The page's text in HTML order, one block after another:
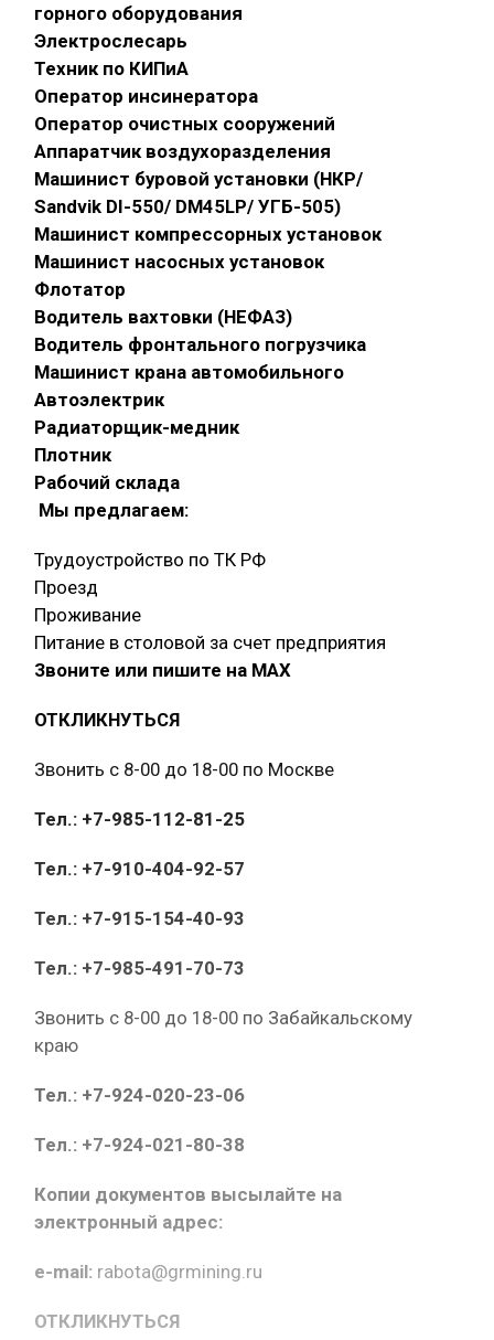
горного оборудования
Электрослесарь
Техник по КИПиА
Оператор инсинератора
Оператор очистных сооружений
Аппаратчик воздухоразделения
Машинист буровой установки (НКР/
Sandvik DI-550/ DM45LP/ УГБ-505)
Машинист компрессорных установок
Машинист насосных установок
Флотатор
Водитель вахтовки (НЕФАЗ)
Водитель фронтального погрузчика
Машинист крана автомобильного
Автоэлектрик
Радиаторщик-медник
Плотник
Рабочий склада
Мы предлагаем:
Трудоустройство по ТК РФ
Проезд
Проживание
Питание в столовой за счет предприятия
Звоните или пишите на МАХ
ОТКЛИКНУТЬСЯ
Звонить с 8-00 до 18-00 по Москве
Тел.: +7-985-112-81-25
Тел.: +7-910-404-92-57
Тел.: +7-915-154-40-93
Тел.: +7-985-491-70-73
Звонить с 8-00 до 18-00 по Забайкальскому
краю
Тел.: +7-924-020-23-06
Тел.: +7-924-021-80-38
Копии документов высылайте на
электронный адрес:
e-mail: rabota@grmining.ru
ОТКЛИКНУТЬСЯ